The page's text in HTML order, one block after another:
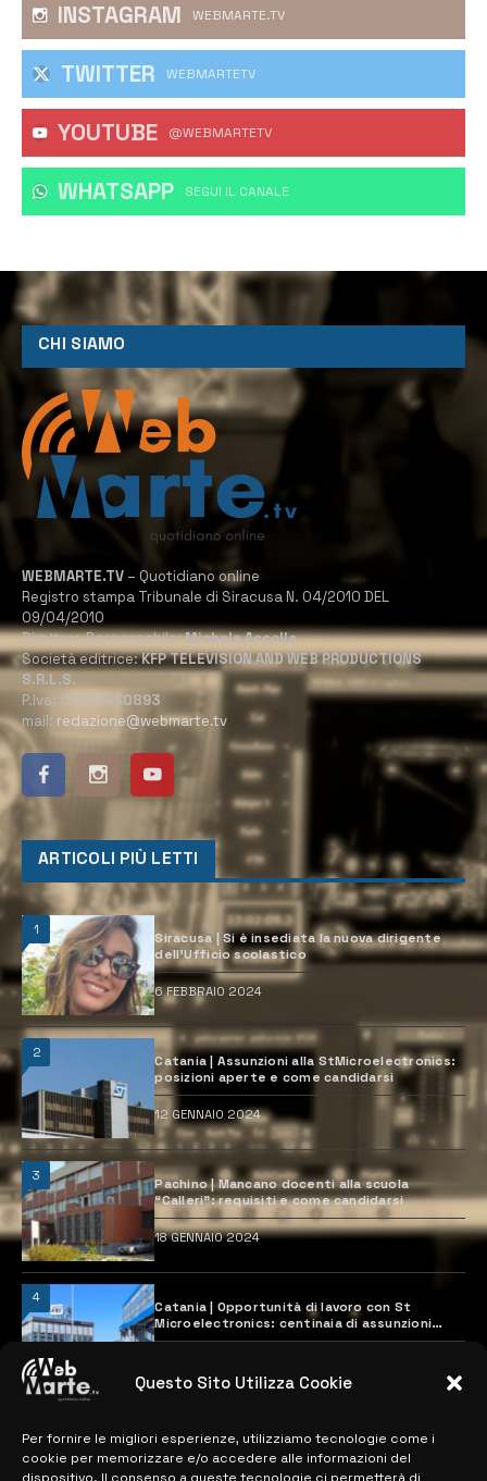
Questo Sito Utilizza Cookie
Per fornire le migliori esperienze, utilizziamo tecnologie come i
cookie per memorizzare e/o accedere alle informazioni del
INSTAGRAM WEBMARTE.TV
TWITTER WEBMARTETV
YOUTUBE @WEBMARTETV
WHATSAPP ‎SEGUI IL CANALE
CHI SIAMO
WEBMARTE.TV – Quotidiano online
Registro stampa Tribunale di Siracusa N. 04/2010 DEL
09/04/2010
Direttore Responsabile:Michele Accolla
Società editrice:KFP TELEVISION AND WEB PRODUCTIONS
S.R.L.S.
P.Iva: 02184950893
mail: redazione@webmarte.tv
ARTICOLI PIÙ LETTI
1
Siracusa | Si è insediata la nuova dirigente
dell’Ufficio scolastico
6 FEBBRAIO 2024
2
Catania | Assunzioni alla StMicroelectronics:
posizioni aperte e come candidarsi
12 GENNAIO 2024
3
Pachino | Mancano docenti alla scuola
“Calleri”: requisiti e come candidarsi
18 GENNAIO 2024
4
Catania | Opportunità di lavoro con St
Microelectronics: centinaia di assunzioni
previste
MAPPA DEL SITO